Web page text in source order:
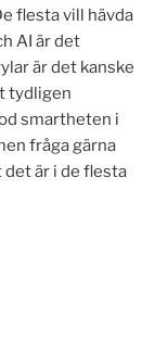
flesta vill hävda
AI är det
är det kanske
tydligen
smartheten i
fråga gärna
är i de flesta